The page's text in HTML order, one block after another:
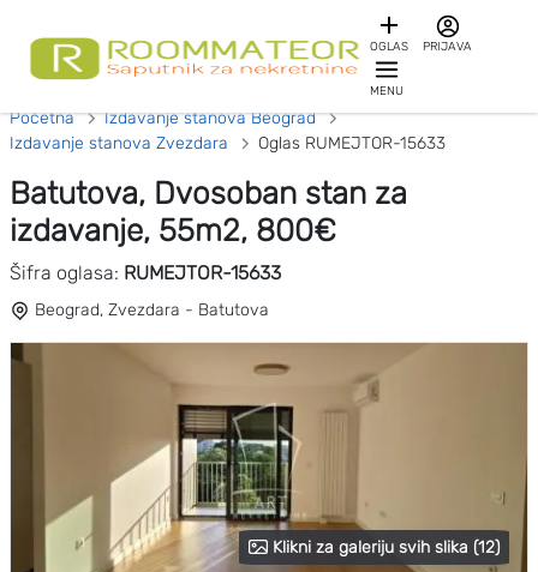
OGLAS PRIJAVA
MENU
Početna
Izdavanje stanova Beograd
Izdavanje stanova Zvezdara
Oglas RUMEJTOR-15633
Batutova, Dvosoban stan za
izdavanje, 55m2, 800€
Šifra oglasa: RUMEJTOR-15633
Beograd, Zvezdara - Batutova
Klikni za galeriju svih slika (12)